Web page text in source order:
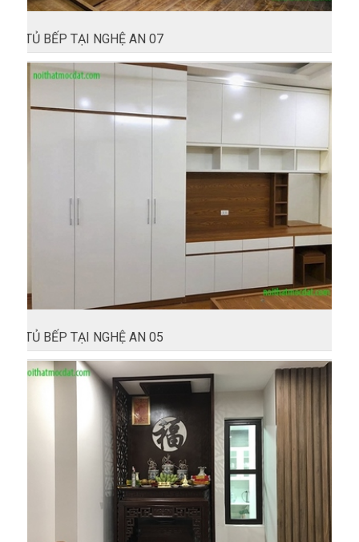
TỦ BẾP TẠI NGHỆ AN 07
TỦ BẾP TẠI NGHỆ AN 05